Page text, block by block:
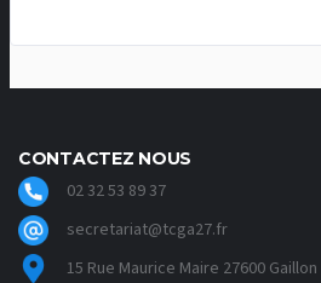
CONTACTEZ NOUS
02 32 53 89 37
secretariat@tcga27.fr
15 Rue Maurice Maire 27600 Gaillon